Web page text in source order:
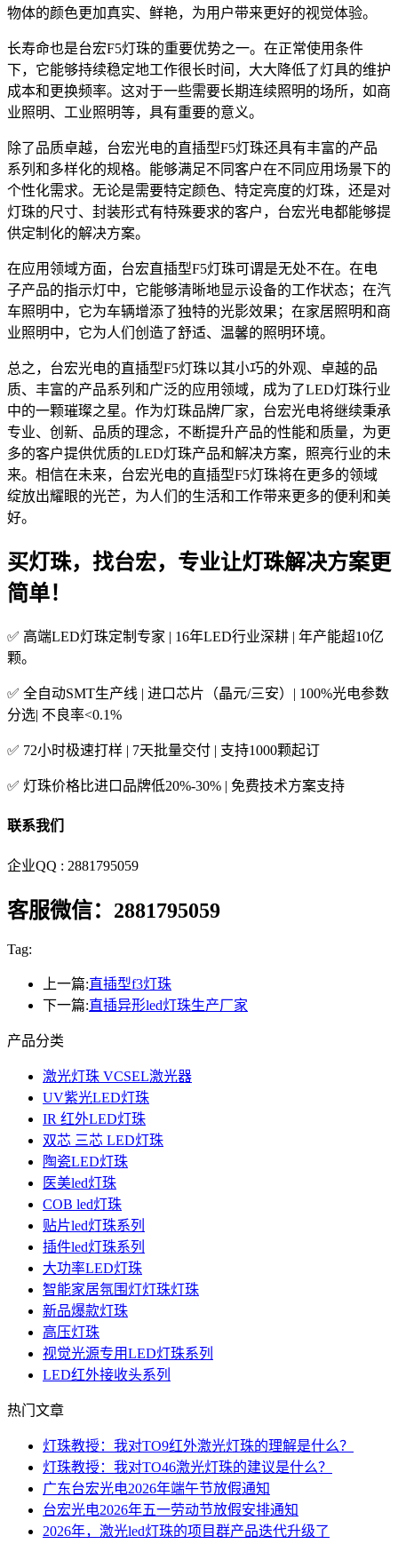
物体的颜色更加真实、鲜艳，为用户带来更好的视觉体验。
长寿命也是台宏F5灯珠的重要优势之一。在正常使用条件
下，它能够持续稳定地工作很长时间，大大降低了灯具的维护
成本和更换频率。这对于一些需要长期连续照明的场所，如商
业照明、工业照明等，具有重要的意义。
除了品质卓越，台宏光电的直插型F5灯珠还具有丰富的产品
系列和多样化的规格。能够满足不同客户在不同应用场景下的
个性化需求。无论是需要特定颜色、特定亮度的灯珠，还是对
灯珠的尺寸、封装形式有特殊要求的客户，台宏光电都能够提
供定制化的解决方案。
在应用领域方面，台宏直插型F5灯珠可谓是无处不在。在电
子产品的指示灯中，它能够清晰地显示设备的工作状态；在汽
车照明中，它为车辆增添了独特的光影效果；在家居照明和商
业照明中，它为人们创造了舒适、温馨的照明环境。
总之，台宏光电的直插型F5灯珠以其小巧的外观、卓越的品
质、丰富的产品系列和广泛的应用领域，成为了LED灯珠行业
中的一颗璀璨之星。作为灯珠品牌厂家，台宏光电将继续秉承
专业、创新、品质的理念，不断提升产品的性能和质量，为更
多的客户提供优质的LED灯珠产品和解决方案，照亮行业的未
来。相信在未来，台宏光电的直插型F5灯珠将在更多的领域
绽放出耀眼的光芒，为人们的生活和工作带来更多的便利和美
好。
买灯珠，找台宏，专业让灯珠解决方案更
简单！
✅ 高端LED灯珠定制专家 | 16年LED行业深耕 | 年产能超10亿
颗。
✅ 全自动SMT生产线 | 进口芯片（晶元/三安）| 100%光电参数
分选| 不良率<0.1%
✅ 72小时极速打样 | 7天批量交付 | 支持1000颗起订
✅ 灯珠价格比进口品牌低20%-30% | 免费技术方案支持
联系我们
企业QQ : 2881795059
客服微信：2881795059
Tag:
上一篇:直插型f3灯珠
下一篇:直插异形led灯珠生产厂家
产品分类
激光灯珠 VCSEL激光器
UV紫光LED灯珠
IR 红外LED灯珠
双芯 三芯 LED灯珠
陶瓷LED灯珠
医美led灯珠
COB led灯珠
贴片led灯珠系列
插件led灯珠系列
大功率LED灯珠
智能家居氛围灯灯珠灯珠
新品爆款灯珠
高压灯珠
视觉光源专用LED灯珠系列
LED红外接收头系列
热门文章
灯珠教授：我对TO9红外激光灯珠的理解是什么？
灯珠教授：我对TO46激光灯珠的建议是什么？
广东台宏光电2026年端午节放假通知
台宏光电2026年五一劳动节放假安排通知
2026年，激光led灯珠的项目群产品迭代升级了